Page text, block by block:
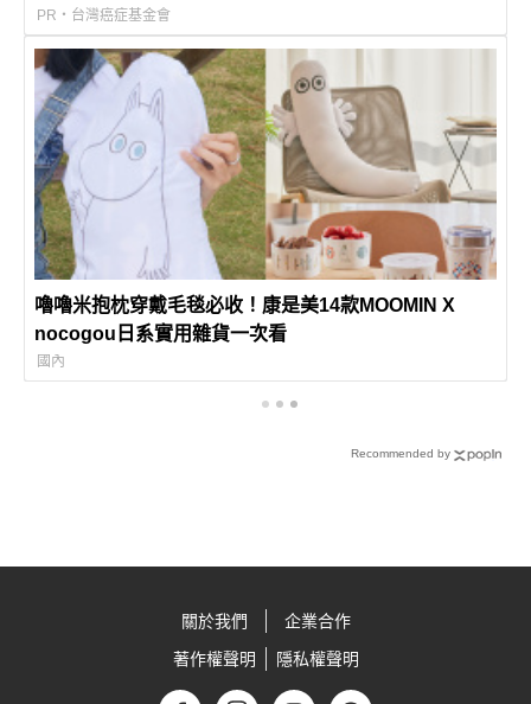
PR・台灣癌症基金會
嚕嚕米抱枕穿戴毛毯必收！康是美14款MOOMIN X
nocogou日系實用雜貨一次看
國內
Recommended by
關於我們
企業合作
著作權聲明
隱私權聲明